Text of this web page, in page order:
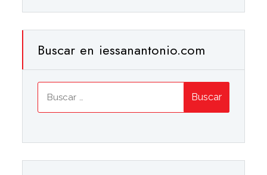
Buscar en iessanantonio.com